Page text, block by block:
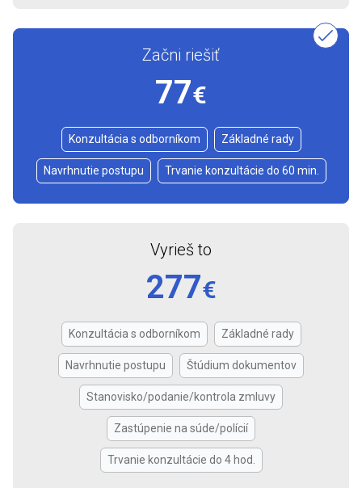
Začni riešiť
77€
Konzultácia s odborníkom Základné rady
Navrhnutie postupu Trvanie konzultácie do 60 min.
Vyrieš to
277€
Konzultácia s odborníkom Základné rady
Navrhnutie postupu Štúdium dokumentov
Stanovisko/podanie/kontrola zmluvy
Zastúpenie na súde/polícií
Trvanie konzultácie do 4 hod.